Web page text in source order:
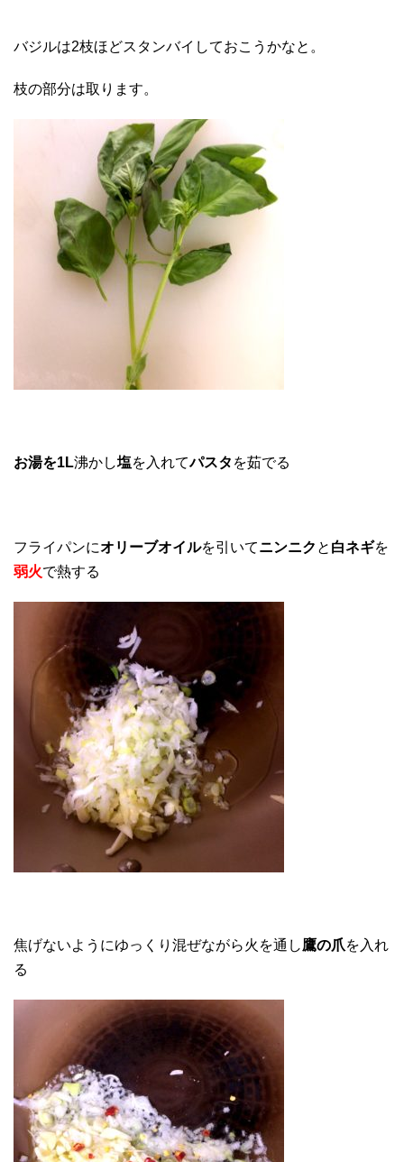
バジルは2枝ほどスタンバイしておこうかなと。
枝の部分は取ります。
お湯を1L沸かし塩を入れてパスタ を茹でる
フライパンにオリーブオイルを引いてニンニク と 白ネギを
弱火で熱する
焦げないようにゆっくり混ぜながら火を通し鷹の爪を入れ
る